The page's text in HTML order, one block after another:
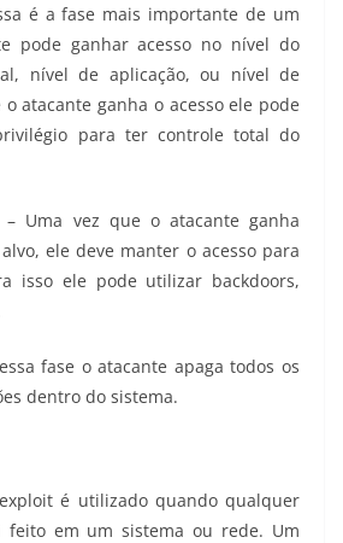
é a fase mais importante de um
pode ganhar acesso no nível do
nível de aplicação, ou nível de
atacante ganha o acesso ele pode
para ter controle total do
– Uma vez que o atacante ganha
ele deve manter o acesso para
isso ele pode utilizar backdoors,
fase o atacante apaga todos os
dentro do sistema.
é utilizado quando qualquer
em um sistema ou rede. Um